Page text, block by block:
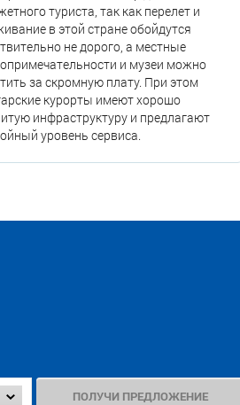
туриста, так как перелет и
в этой стране обойдутся
не дорого, а местные
и музеи можно
за скромную плату. При этом
курорты имеют хорошо
инфраструктуру и предлагают
уровень сервиса.